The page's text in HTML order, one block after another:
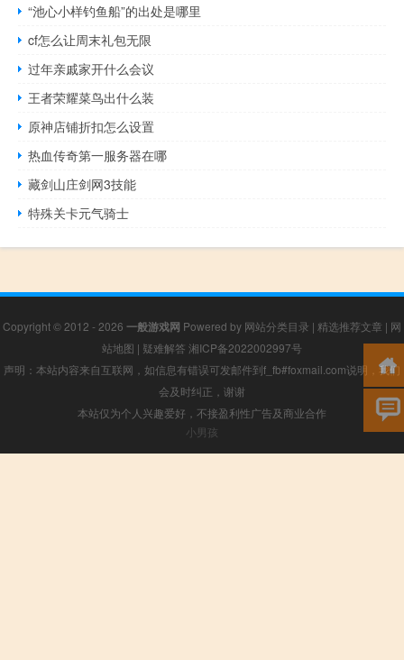
“池心小样钓鱼船”的出处是哪里
cf怎么让周末礼包无限
过年亲戚家开什么会议
王者荣耀菜鸟出什么装
原神店铺折扣怎么设置
热血传奇第一服务器在哪
藏剑山庄剑网3技能
特殊关卡元气骑士
Copyright © 2012 - 2026 一般游戏网 Powered by 网站分类目录 | 精选推荐文章 | 网
站地图 | 疑难解答 湘ICP备2022002997号
声明：本站内容来自互联网，如信息有错误可发邮件到f_fb#foxmail.com说明，我们
会及时纠正，谢谢
本站仅为个人兴趣爱好，不接盈利性广告及商业合作
小男孩